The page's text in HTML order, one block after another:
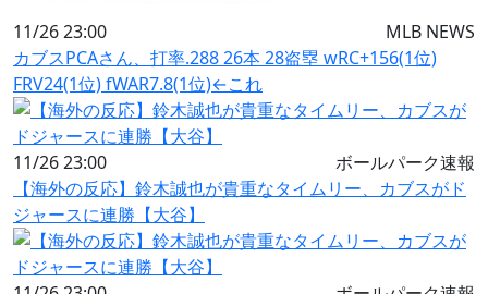
11/26 23:00
MLB NEWS
カブスPCAさん、打率.288 26本 28盗塁 wRC+156(1位)
FRV24(1位) fWAR7.8(1位)←これ
11/26 23:00
ボールパーク速報
【海外の反応】鈴木誠也が貴重なタイムリー、カブスがド
ジャースに連勝【大谷】